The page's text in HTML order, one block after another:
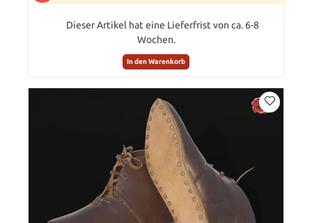
Dieser Artikel hat eine Lieferfrist von ca. 6-8
Wochen.
In den Warenkorb